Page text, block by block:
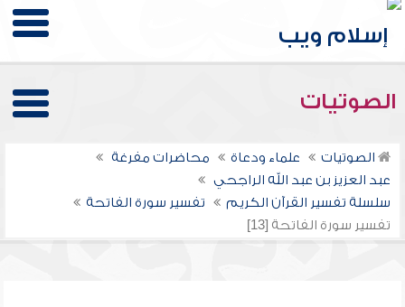
الصوتيات
الصوتيات علماء ودعاة
محاضرات مفرغة
عبد العزيز بن عبد الله الراجحي
سلسلة تفسير القرآن الكريم
تفسير سورة الفاتحة
تفسير سورة الفاتحة [13]